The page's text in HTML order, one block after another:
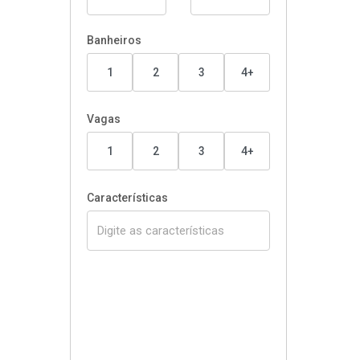
Banheiros
1 2 3 4+
Vagas
1 2 3 4+
Características